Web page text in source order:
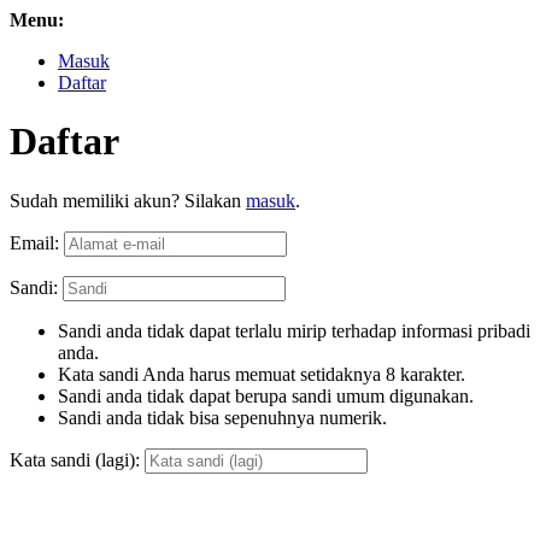
Menu:
Masuk
Daftar
Daftar
Sudah memiliki akun? Silakan masuk.
Email:
Sandi:
Sandi anda tidak dapat terlalu mirip terhadap informasi pribadi
anda.
Kata sandi Anda harus memuat setidaknya 8 karakter.
Sandi anda tidak dapat berupa sandi umum digunakan.
Sandi anda tidak bisa sepenuhnya numerik.
Kata sandi (lagi):